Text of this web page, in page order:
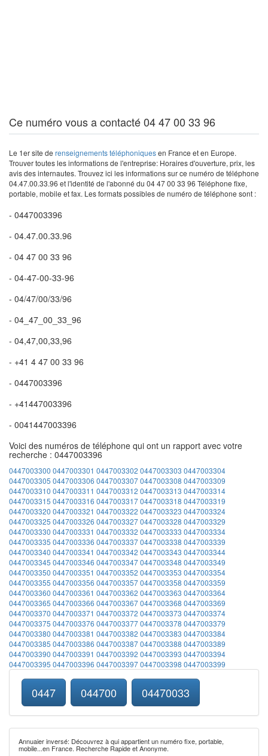
Ce numéro vous a contacté 04 47 00 33 96
Le 1er site de renseignements téléphoniquesen France et en Europe.
Trouver toutes les informations de l'entreprise: Horaires d'ouverture, prix, les
avis des internautes. Trouvez ici les informations sur ce numéro de téléphone
04.47.00.33.96 et l'identité de l'abonné du 04 47 00 33 96 Téléphone fixe,
portable, mobile et fax. Les formats possibles de numéro de téléphone sont :
- 0447003396
- 04.47.00.33.96
- 04 47 00 33 96
- 04-47-00-33-96
- 04/47/00/33/96
- 04_47_00_33_96
- 04,47,00,33,96
- +41 4 47 00 33 96
- 0447003396
- +41447003396
- 0041447003396
Voici des numéros de téléphone qui ont un rapport avec votre
recherche : 0447003396
0447003300 0447003301 0447003302 0447003303 0447003304
0447003305 0447003306 04470033070447003308 0447003309
0447003310 0447003311 0447003312 0447003313 0447003314
0447003315 0447003316 04470033170447003318 0447003319
0447003320 0447003321 0447003322 0447003323 0447003324
0447003325 0447003326 04470033270447003328 0447003329
0447003330 0447003331 0447003332 0447003333 0447003334
0447003335 0447003336 04470033370447003338 0447003339
0447003340 0447003341 0447003342 0447003343 0447003344
0447003345 0447003346 04470033470447003348 0447003349
0447003350 0447003351 0447003352 0447003353 0447003354
0447003355 0447003356 04470033570447003358 0447003359
0447003360 0447003361 0447003362 0447003363 0447003364
0447003365 0447003366 04470033670447003368 0447003369
0447003370 0447003371 0447003372 0447003373 0447003374
0447003375 0447003376 04470033770447003378 0447003379
0447003380 0447003381 0447003382 0447003383 0447003384
0447003385 0447003386 04470033870447003388 0447003389
0447003390 0447003391 0447003392 0447003393 0447003394
0447003395 0447003396 04470033970447003398 0447003399
0447 044700 04470033
Annuaier inversé: Découvrez à qui appartient un numéro fixe, portable,
mobile...en France. Recherche Rapide et Anonyme.